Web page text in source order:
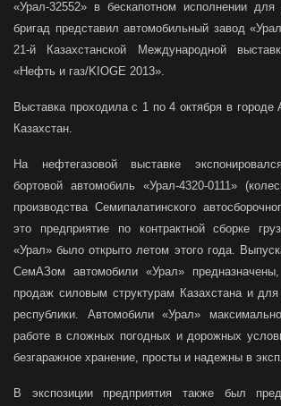
«Урал-32552» в бескапотном исполнении для
бригад представил автомобильный завод
21-й Казахстанской Международной
«Нефть и газ/KIOGE 2013».
Выставка проходила с 1 по 4 октября в
Казахстан.
На нефтегазовой выставке
бортовой автомобиль «Урал-4320-0111»
производства Семипалатинского
это предприятие по контрактной сборке
«Урал» было открыто летом этого года.
СемАЗом автомобили «Урал»
продаж силовым структурам Казахстана и
республики. Автомобили «Урал»
работе в сложных погодных и дорожных
безгаражное хранение, просты и надежны в
В экспозиции предприятия также был